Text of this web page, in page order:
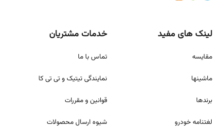
لینک های مفید
مقايسه
ماشینها
برندها
لغتنامه خودرو
خدمات مشتریان
تماس با ما
نمایندگی تیتیک و تی تی کا
قوانين و مقررات
شيوه ارسال محصولات